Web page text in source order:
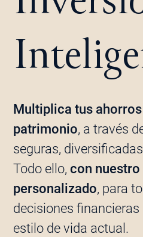
Multiplica tus
patrimonio, a través
seguras,
Todo ello, con
personalizado, para
decisiones
estilo de vida actual.